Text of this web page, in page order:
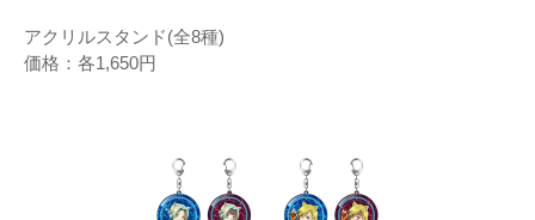
アクリルスタンド(全8種)
価格：各1,650円